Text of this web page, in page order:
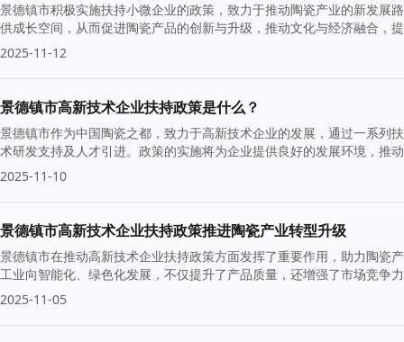
景德镇市积极实施扶持小微企业的政策，致力于推动陶瓷产业的新发展
供成长空间，从而促进陶瓷产品的创新与升级，推动文化与经济融合，
2025-11-12
景德镇市高新技术企业扶持政策是什么？
景德镇市作为中国陶瓷之都，致力于高新技术企业的发展，通过一系列
术研发支持及人才引进。政策的实施将为企业提供良好的发展环境，推
2025-11-10
景德镇市高新技术企业扶持政策推进陶瓷产业转型升级
景德镇市在推动高新技术企业扶持政策方面发挥了重要作用，助力陶瓷
工业向智能化、绿色化发展，不仅提升了产品质量，还增强了市场竞争
2025-11-05